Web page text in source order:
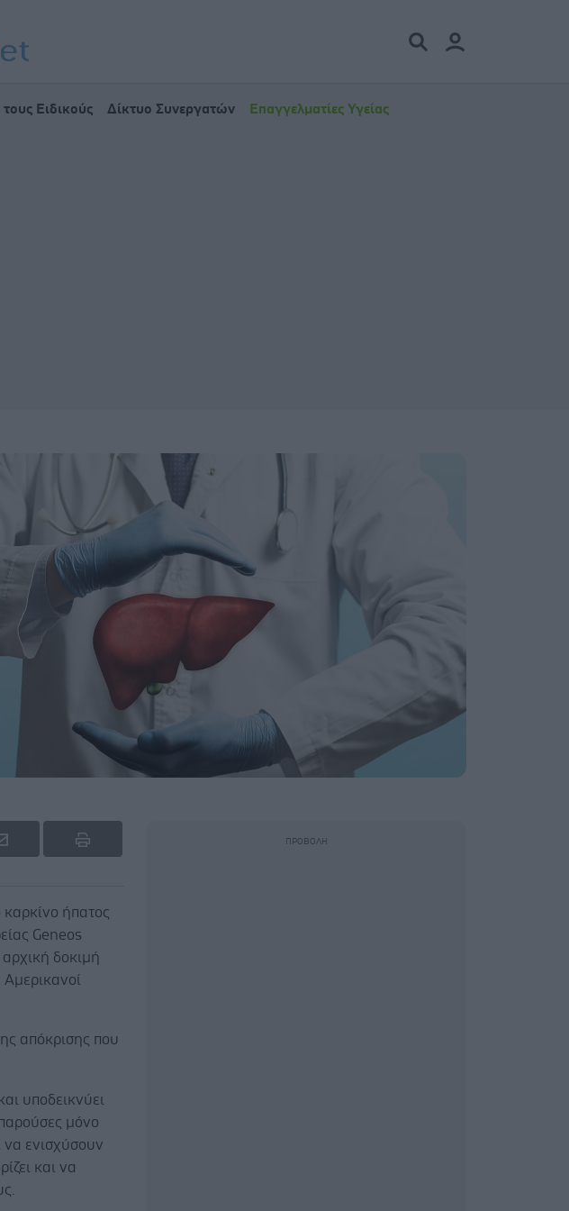
Ειδικούς Δίκτυο Συνεργατών Επαγγελματίες Υγείας
ήπατος
Geneos
δοκιμή
απόκρισης που
υποδεικνύει
μόνο
ενισχύσουν
και να